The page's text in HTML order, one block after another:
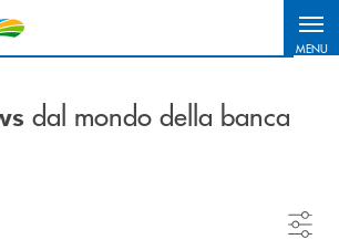
MENU
dal mondo della banca